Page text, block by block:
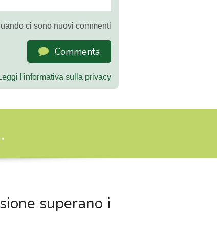
ci sono nuovi commenti
Commenta
l'informativa sulla privacy
superano i